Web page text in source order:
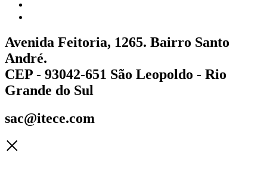
Avenida Feitoria, 1265. Bairro Santo
André.
CEP - 93042-651 São Leopoldo - Rio
Grande do Sul
sac@itece.com